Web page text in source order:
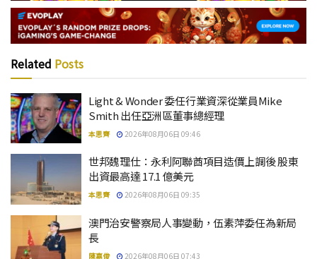
Related Posts
Light & Wonder 委任行業資深從業員Mike
Smith 出任亞洲區董事總經理
本思齊 2026年08月06日 09:46
世邦魏理仕：永利阿聯酋項目造價上調後 股東
出資最高達 17.1 億美元
本思齊 2026年08月06日 09:35
澳門治安警察局人事變動，伍素萍委任為新局
長
陳嘉俊 2026年08月06日 07:43